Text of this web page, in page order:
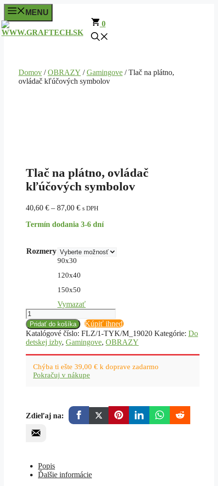
Preskočiť
na
obsah
MENU
0
Domov /OBRAZY /Gamingove / Tlač na plátno,
ovládač kľúčových symbolov
Tlač na plátno, ovládač
kľúčových symbolov
40,60 € – 87,00 €Price
40,60 €
s DPH
Termín dodania 3-6 dní
Rozmery
90x30
120x40
150x50
Vymazať
množstvo
Tlač
na
plátno,
ovládač
kľúčových
symbolov
Pridať do košíka
Kúpiť ihneď
Katalógové číslo: FLZ/1-TYK/M_19020 Kategórie: Do
detskej izby, Gamingove, OBRAZY
Chýba ti ešte 39,00 € k doprave zadarmo
Pokračuj v nákupe
Zdieľaj na:
Popis
Ďalšie informácie